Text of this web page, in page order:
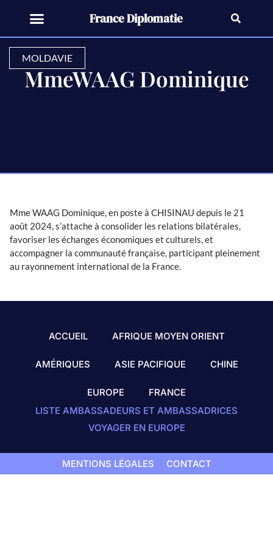
France Diplomatie
MOLDAVIE
MmeWAAG Dominique
Mme WAAG Dominique, en poste à CHISINAU depuis le 21
août 2024, s’attache à consolider les relations bilatérales,
favoriser les échanges économiques et culturels, et
accompagner la communauté française, participant pleinement
au rayonnement international de la France.
ACCUEIL AFRIQUE MOYEN ORIENT
AMÉRIQUES ASIE PACIFIQUE CHINE
EUROPE
FRANCE
LISTE AMBASSADEURS ET AMBASSADRICES
VOYAGER EN EUROPE
MENTIONS LÉGALES CONTACT